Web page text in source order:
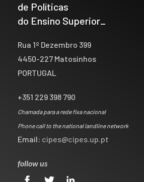
de Políticas
do Ensino Superior_
Rua 1º Dezembro 399
4450-227 Matosinhos
PORTUGAL
+351 229 398 790
Chamada para a rede fixa nacional
Phone call to the national landline network
Email: cipes@cipes.up.pt
follow us